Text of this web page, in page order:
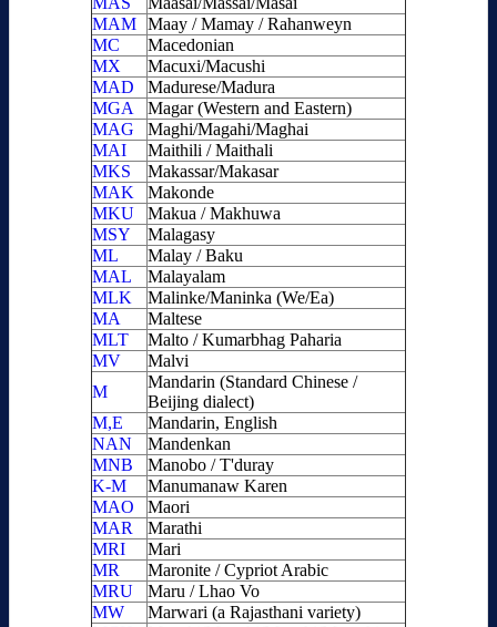
MAM Maay / Mamay / Rahanweyn
MC
Macedonian
MX
Macuxi/Macushi
MAD
Madurese/Madura
MGA
Magar (Western and Eastern)
MAG
Maghi/Magahi/Maghai
MAI
Maithili / Maithali
MKS
Makassar/Makasar
MAK
Makonde
MKU
Makua / Makhuwa
MSY
Malagasy
ML
Malay / Baku
MAL
Malayalam
MLK
Malinke/Maninka (We/Ea)
MA
Maltese
MLT
Malto / Kumarbhag Paharia
MV
Malvi
M
Mandarin (Standard Chinese /
Beijing dialect)
M,E
Mandarin, English
NAN
Mandenkan
MNB
Manobo / T'duray
K-M
Manumanaw Karen
MAO
Maori
MAR
Marathi
MRI
Mari
MR
Maronite / Cypriot Arabic
MRU
Maru / Lhao Vo
MW
Marwari (a Rajasthani variety)